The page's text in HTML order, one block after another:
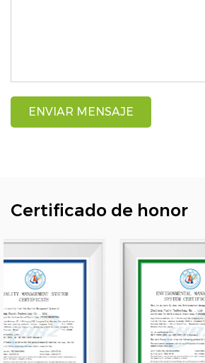
Certificado de honor